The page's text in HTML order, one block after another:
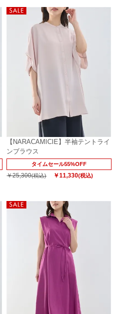
【NARACAMICIE】半袖テントライ
ンブラウス
タイムセール55%OFF
￥25,300(税込) ￥11,330(税込)